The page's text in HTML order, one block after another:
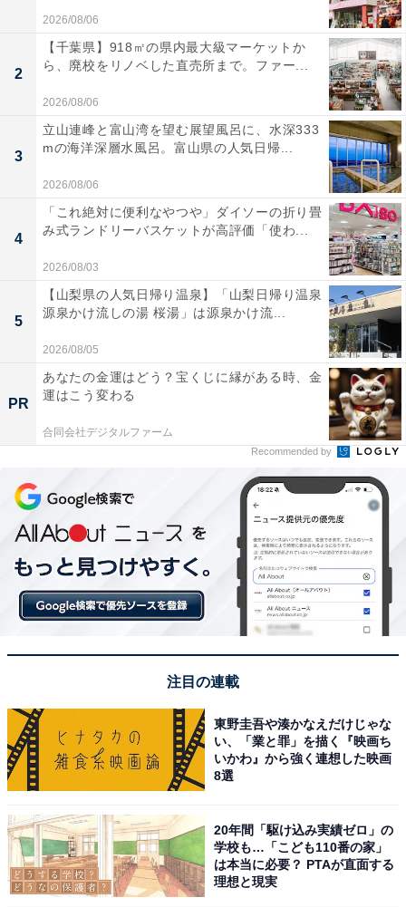
2026/08/06
2
【千葉県】918㎡の県内最大級マーケットか
ら、廃校をリノベした直売所まで。ファー...
2026/08/06
3
立山連峰と富山湾を望む展望風呂に、水深333
mの海洋深層水風呂。富山県の人気日帰...
2026/08/06
4
「これ絶対に便利なやつや」ダイソーの折り畳
み式ランドリーバスケットが高評価「使わ...
2026/08/03
5
【山梨県の人気日帰り温泉】「山梨日帰り温泉
源泉かけ流しの湯 桜湯」は源泉かけ流...
2026/08/05
PR
あなたの金運はどう？宝くじに縁がある時、金
運はこう変わる
合同会社デジタルファーム
Recommended by
注目の連載
東野圭吾や湊かなえだけじゃな
い、「業と罪」を描く『映画ち
いかわ』から強く連想した映画
8選
20年間「駆け込み実績ゼロ」の
学校も…「こども110番の家」
は本当に必要？ PTAが直面する
理想と現実